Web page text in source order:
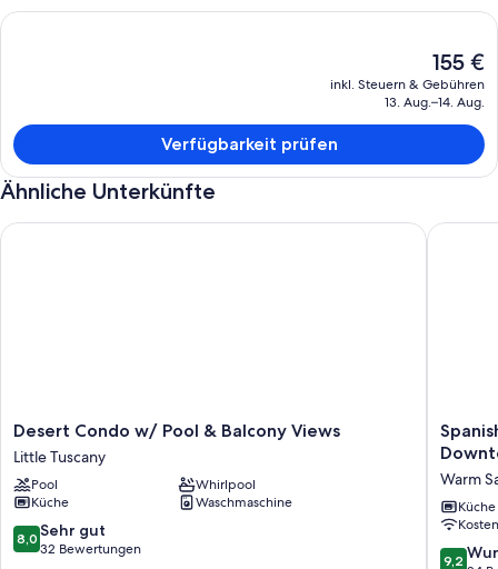
Der
aktuelle
Preis
155 €
inkl. Steuern & Gebühren
13. Aug.–14. Aug.
Verfügbarkeit prüfen
Ähnliche Unterkünfte
Desert
Condo
w/
Pool
&
Balcony
Views
Desert Condo w/ Pool & Balcony Views
Little Tuscany
Pool
Whirlpool
Küche
Waschmaschine
8.0
von
8,0 Sehr gut
32 Bewertungen
Desert Condo w/ Pool & Balcony Views
Style
house
near
Warm
Küche
9.2
9,2